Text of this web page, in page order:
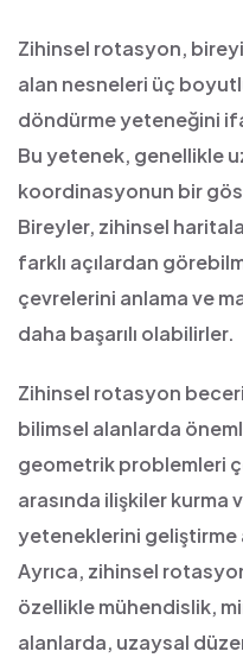
Zihinsel rotasyon,
alan nesneleri üç
döndürme yeteneğini
Bu yetenek, genellikle
koordinasyonun bir
Bireyler, zihinsel
farklı açılardan
çevrelerini anlama ve
daha başarılı olabilirler.
Zihinsel rotasyon
bilimsel alanlarda
geometrik problemleri
arasında ilişkiler kurma
yeteneklerini geliştirme
Ayrıca, zihinsel
özellikle mühendislik,
alanlarda, uzaysal